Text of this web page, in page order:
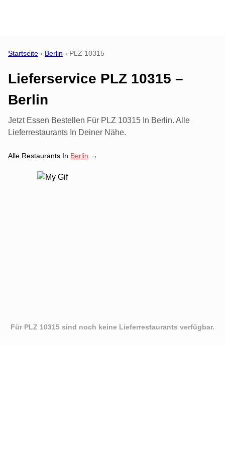
Startseite › Berlin › PLZ 10315
Lieferservice PLZ 10315 –
Berlin
Jetzt Essen Bestellen Für PLZ 10315 In Berlin. Alle
Lieferrestaurants In Deiner Nähe.
Alle Restaurants In Berlin →
Für PLZ 10315 sind noch keine Lieferrestaurants verfügbar.